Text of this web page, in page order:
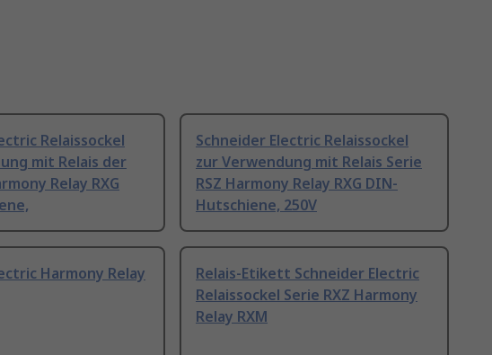
Relaissockel
mit Relais der
Relay RXG
Schneider Electric Relaissockel
zur Verwendung mit Relais Serie
RSZ Harmony Relay RXG DIN-
Hutschiene, 250V
Harmony Relay
Relais-Etikett Schneider Electric
Relaissockel Serie RXZ Harmony
Relay RXM